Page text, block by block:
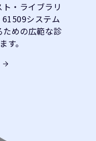
・ライブラリ
システム
めの広範な診
す。